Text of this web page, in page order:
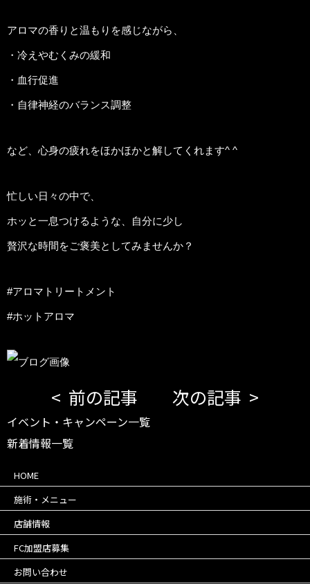
アロマの香りと温もりを感じながら、
・冷えやむくみの緩和
・血行促進
・自律神経のバランス調整
など、心身の疲れをほかほかと解してくれます^ ^
忙しい日々の中で、
ホッと一息つけるような、自分に少し
贅沢な時間をご褒美としてみませんか？
#アロマトリートメント
#ホットアロマ
前の記事 次の記事
イベント・キャンペーン一覧
新着情報一覧
HOME
施術・メニュー
店舗情報
FC加盟店募集
お問い合わせ